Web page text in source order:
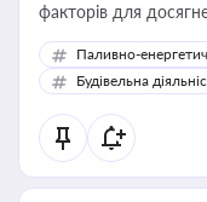
факторів для
Паливно-
Будівельна